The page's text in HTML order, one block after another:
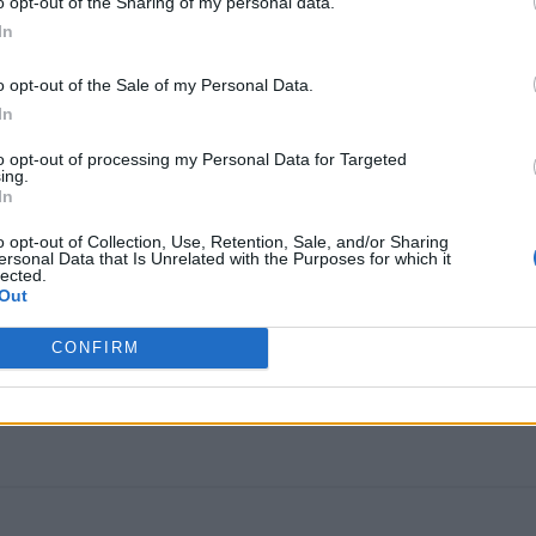
opt-out of the Sale of my Personal Data.
opt-out of processing my Personal Data for Targeted
opt-out of Collection, Use, Retention, Sale, and/or Sharing
Data that Is Unrelated with the Purposes for which it
CONFIRM
συνοδεύει στην τελευταία σου κατοικία.